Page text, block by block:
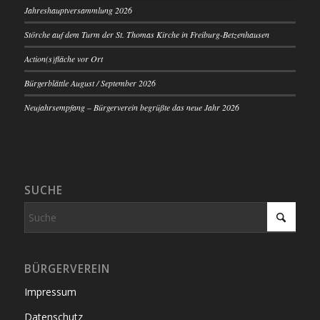
Jahreshauptversammlung 2026
Störche auf dem Turm der St. Thomas Kirche in Freiburg-Betzenhausen
Action(s)fläche vor Ort
Bürgerblättle August / September 2026
Neujahrsempfang – Bürgerverein begrüßte das neue Jahr 2026
SUCHE
BÜRGERVEREIN
Impressum
Datenschutz